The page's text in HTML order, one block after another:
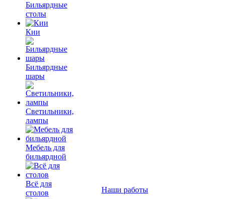
Бильярдные
столы
Кии
Бильярдные
шары
Светильники,
лампы
Мебель для
бильярдной
Всё для
столов
Наши работы